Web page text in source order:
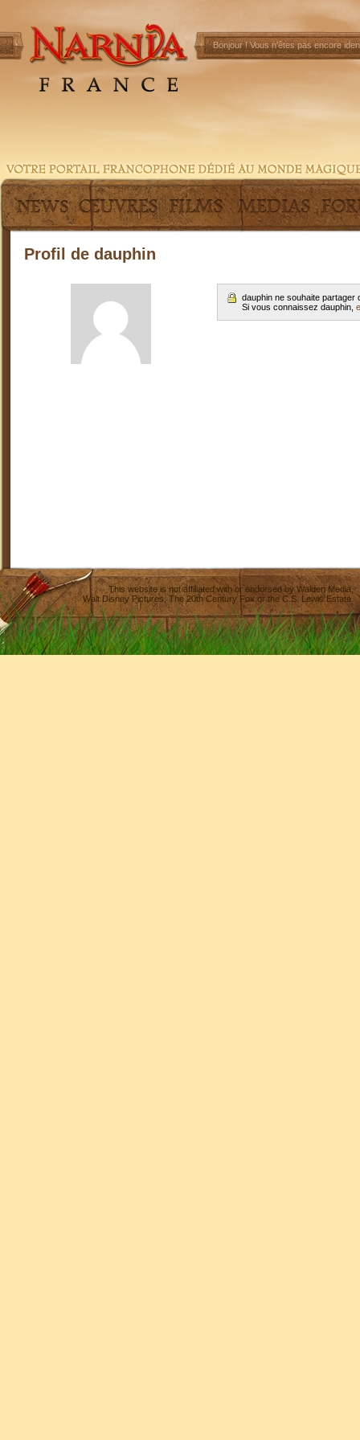
Bonjour !Vous n'êtes pas encore
Profil de dauphin
dauphin ne souhaite
Si vous connaissez dauphin,
This website is not affiliated with or endorsed byWalden Media
Walt Disney Pictures,The 20th Century Fox or the C.S. Lewis Estate.